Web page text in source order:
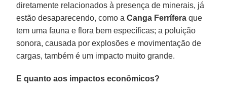
diretamente relacionados à presença de minerais, já
estão desaparecendo, como aCanga Ferrífera que
tem uma fauna e flora bem específicas; a poluição
sonora, causada por explosões e movimentação de
cargas, também é um impacto muito grande.
E quanto aos impactos econômicos?